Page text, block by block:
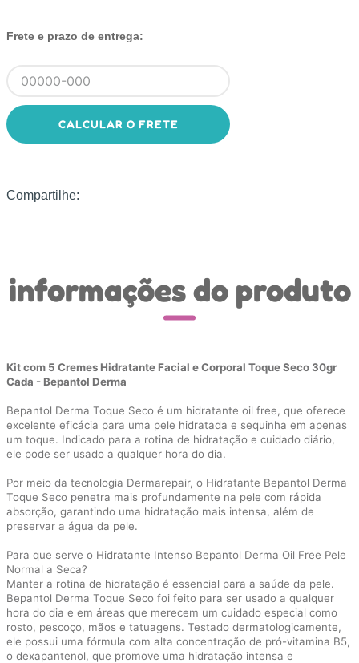
Frete e prazo de entrega:
CALCULAR O FRETE
Compartilhe:
informações do produto
Kit com 5 Cremes Hidratante Facial e Corporal Toque Seco 30gr
Cada - Bepantol Derma
Bepantol Derma Toque Seco é um hidratante oil free, que oferece
excelente eficácia para uma pele hidratada e sequinha em apenas
um toque. Indicado para a rotina de hidratação e cuidado diário,
ele pode ser usado a qualquer hora do dia.
Por meio da tecnologia Dermarepair, o Hidratante Bepantol Derma
Toque Seco penetra mais profundamente na pele com rápida
absorção, garantindo uma hidratação mais intensa, além de
preservar a água da pele.
Para que serve o Hidratante Intenso Bepantol Derma Oil Free Pele
Normal a Seca?
Manter a rotina de hidratação é essencial para a saúde da pele.
Bepantol Derma Toque Seco foi feito para ser usado a qualquer
hora do dia e em áreas que merecem um cuidado especial como
rosto, pescoço, mãos e tatuagens. Testado dermatologicamente,
ele possui uma fórmula com alta concentração de pró-vitamina B5,
o dexapantenol, que promove uma hidratação intensa e